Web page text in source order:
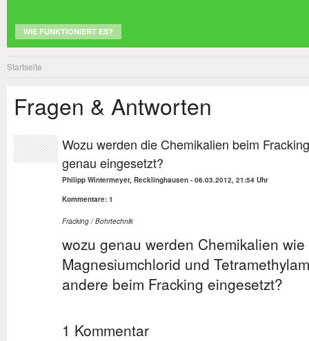
WIE FUNKTIONIERT ES?
Startseite
Fragen & Antworten
Wozu werden die Chemikalien beim Fracking
genau eingesetzt?
Philipp Wintermeyer, Recklinghausen - 06.03.2012, 21:54 Uhr
Kommentare: 1
Fracking / Bohrtechnik
wozu genau werden Chemikalien
Magnesiumchlorid und
andere beim Fracking eingesetzt?
1 Kommentar